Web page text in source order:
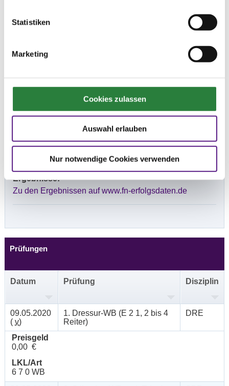
Statistiken
Marketing
Cookies zulassen
Auswahl erlauben
Nur notwendige Cookies verwenden
Außenplatz (Sand) 20x60 m
Geländestrecke und Abreiteplatz Gelände: Rasen
Sa. vorm.: 1,2,3; nachm.: 7,10
So. vorm.: 5,6; nachm.: 8,9
Ergebnisse:
Zu den Ergebnissen auf www.fn-erfolgsdaten.de
Prüfungen
Datum Prüfung Disziplin
09.05.2020
( v)
1. Dressur-WB (E 2 1, 2 bis 4
Reiter)
DRE
Preisgeld
0,00 €
LKL/Art
6 7 0 WB